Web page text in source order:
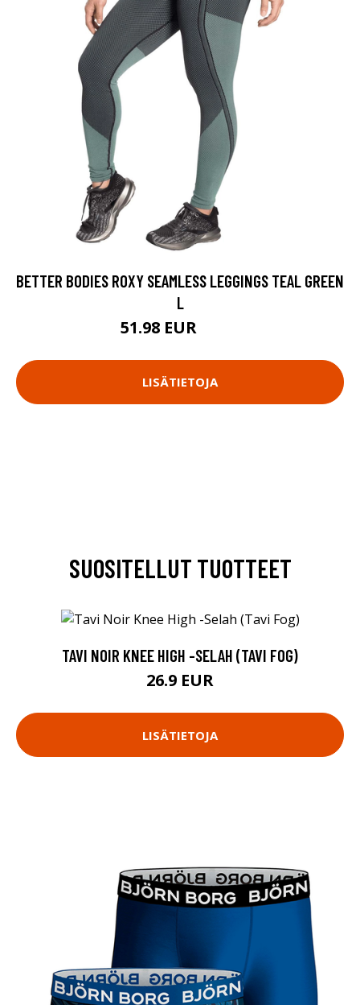
BETTER BODIES ROXY SEAMLESS LEGGINGS TEAL GREEN
L
51.98 EUR
LISÄTIETOJA
SUOSITELLUT TUOTTEET
TAVI NOIR KNEE HIGH -SELAH (TAVI FOG)
26.9 EUR
LISÄTIETOJA